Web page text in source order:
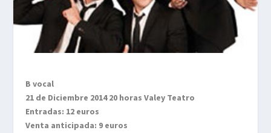
B vocal
21 de Diciembre 2014 20 horas Valey Teatro
Entradas: 12 euros
Venta anticipada: 9 euros